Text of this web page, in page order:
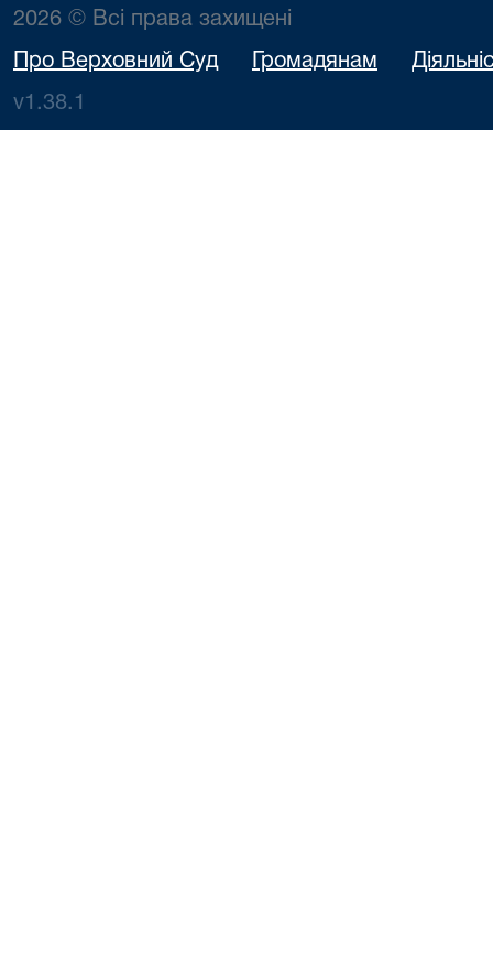
2026 © Всі права захищені
Про Верховний Суд Громадянам
v1.38.1